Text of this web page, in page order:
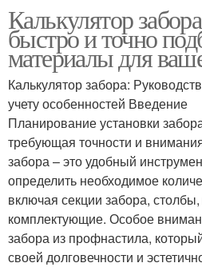
Калькулятор
быстро и точно
материалы для
Калькулятор забора:
учету особенностей Введение
Планирование установки
требующая точности и
забора – это удобный
определить необходимое
включая секции забора,
комплектующие. Особое
забора из профнастила,
своей долговечности и